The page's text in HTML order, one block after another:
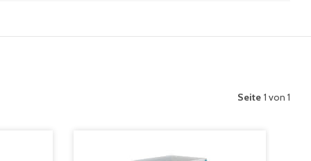
Seite 1 von 1